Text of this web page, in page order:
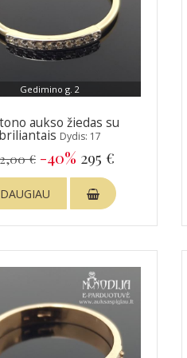
Gedimino g. 2
aukso žiedas su
briliantais Dydis: 17
€ -40% 295 €
DAUGIAU